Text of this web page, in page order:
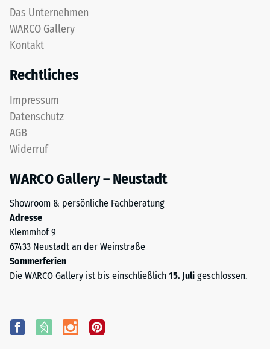
Das Unternehmen
WARCO Gallery
Kontakt
Rechtliches
Impressum
Datenschutz
AGB
Widerruf
WARCO Gallery – Neustadt
Showroom & persönliche Fachberatung
Adresse
Klemmhof 9
67433 Neustadt an der Weinstraße
Sommerferien
Die WARCO Gallery ist bis einschließlich 15. Juli geschlossen.